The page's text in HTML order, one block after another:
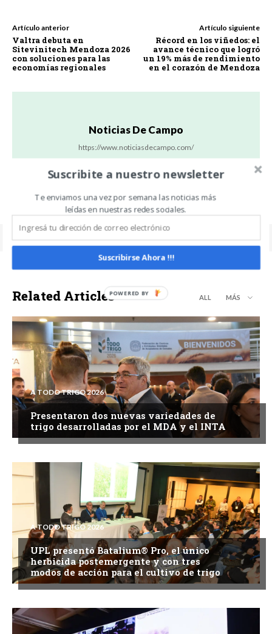
Artículo anterior
Valtra debuta en
Sitevinitech Mendoza 2026
con soluciones para las
economías regionales
Artículo siguiente
Récord en los viñedos: el
avance técnico que logró
un 19% más de rendimiento
en el corazón de Mendoza
Noticias De Campo
https://www.noticiasdecampo.com/
Related Articles ALL MÁS
A TODO TRIGO 2026
Presentaron dos nuevas variedades de
trigo desarrolladas por el MDA y el INTA
A TODO TRIGO 2026
UPL presentó Batalium® Pro, el único
herbicida postemergente y con tres
modos de acción para el cultivo de trigo
Suscribite a nuestro newsletter
Te enviamos una vez por semana las noticias más
leídas en nuestras redes sociales.
Suscribirse Ahora !!!